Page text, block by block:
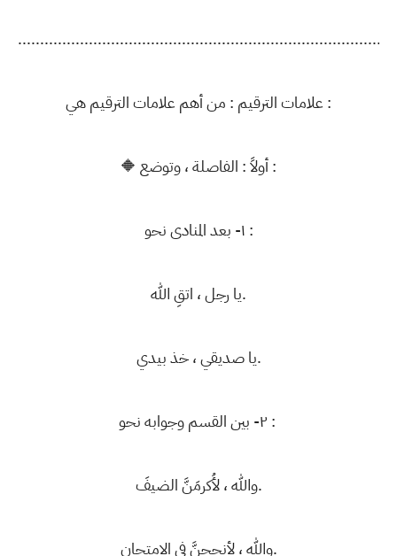
....................................................................................
علامات الترقيم : من أهم علامات الترقيم هي :
🔶 أولاً : الفاصلة ، وتوضع :
١- بعد المنادى نحو :
يا رجل ، اتقِ الله.
يا صديقي ، خذ بيدي.
٢- بين القسم وجوابه نحو :
والله ، لأُكرمَنَّ الضيفَ.
والله ، لأنجحنَّ في الامتحان.